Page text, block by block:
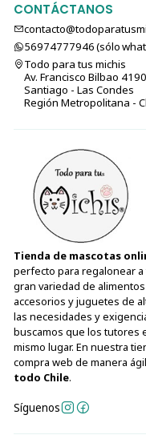
CONTÁCTANOS
56974777946 (sólo⁣⁣⁣⁣⁣​​​​​​​​​​​​​​​
Todo para tus michis
Av. Francisco Bilbao
Santiago - Las Condes
Región Metropolitana -
Tienda de mascotas
perfecto para regalonear
gran variedad de
accesorios y juguetes de
las necesidades y
buscamos que los tutores
mismo lugar. En nuestra
compra web de manera
todo Chile.
Síguenos